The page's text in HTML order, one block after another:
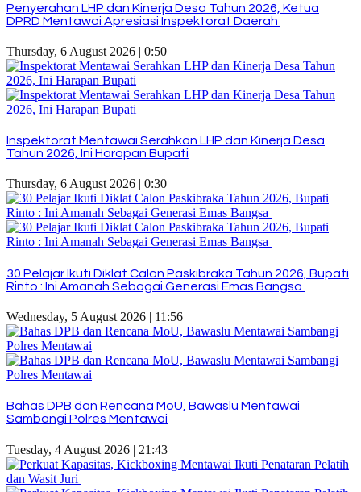
Penyerahan LHP dan Kinerja Desa Tahun 2026, Ketua
DPRD Mentawai Apresiasi Inspektorat Daerah
Thursday, 6 August 2026 | 0:50
Inspektorat Mentawai Serahkan LHP dan Kinerja Desa
Tahun 2026, Ini Harapan Bupati
Thursday, 6 August 2026 | 0:30
30 Pelajar Ikuti Diklat Calon Paskibraka Tahun 2026, Bupati
Rinto : Ini Amanah Sebagai Generasi Emas Bangsa
Wednesday, 5 August 2026 | 11:56
Bahas DPB dan Rencana MoU, Bawaslu Mentawai
Sambangi Polres Mentawai
Tuesday, 4 August 2026 | 21:43